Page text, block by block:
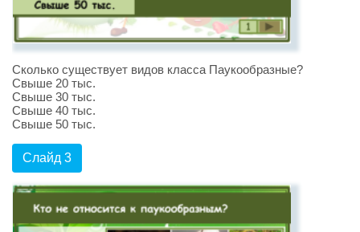
Сколько существует видов класса Паукообразные?
Свыше 20 тыс.
Свыше 30 тыс.
Свыше 40 тыс.
Свыше 50 тыс.
Слайд 3